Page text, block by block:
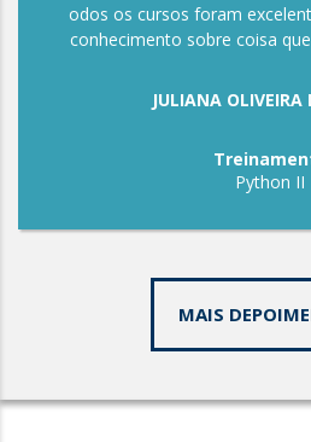
odos os cursos foram
conhecimento sobre coisa
JULIANA OLIVEIRA
Python II
MAIS